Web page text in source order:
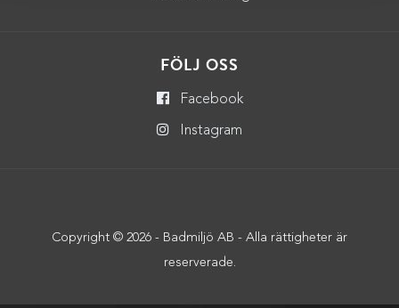
FÖLJ OSS
Facebook
Instagram
Copyright © 2026 - Badmiljö AB - Alla rättigheter är
reserverade.